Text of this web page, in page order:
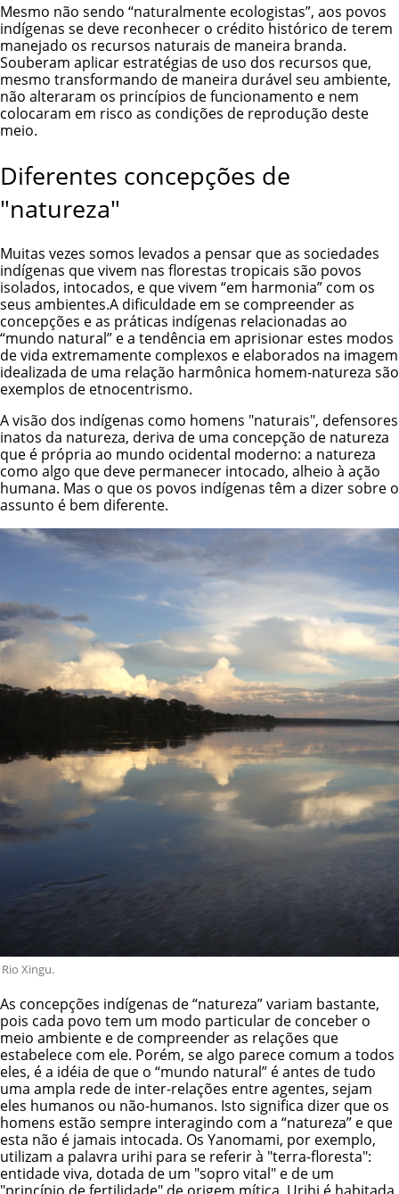
Mesmo não sendo “naturalmente ecologistas”, aos povos
indígenas se deve reconhecer o crédito histórico de terem
manejado os recursos naturais de maneira branda.
Souberam aplicar estratégias de uso dos recursos que,
mesmo transformando de maneira durável seu ambiente,
não alteraram os princípios de funcionamento e nem
colocaram em risco as condições de reprodução deste
meio.
Diferentes concepções de
"natureza"
Muitas vezes somos levados a pensar que as sociedades
indígenas que vivem nas florestas tropicais são povos
isolados, intocados, e que vivem “em harmonia” com os
seus ambientes.A dificuldade em se compreender as
concepções e as práticas indígenas relacionadas ao
“mundo natural” e a tendência em aprisionar estes modos
de vida extremamente complexos e elaborados na imagem
idealizada de uma relação harmônica homem-natureza são
exemplos de etnocentrismo.
A visão dos indígenas como homens "naturais", defensores
inatos da natureza, deriva de uma concepção de natureza
que é própria ao mundo ocidental moderno: a natureza
como algo que deve permanecer intocado, alheio à ação
humana. Mas o que os povos indígenas têm a dizer sobre o
assunto é bem diferente.
Rio Xingu.
As concepções indígenas de “natureza” variam bastante,
pois cada povo tem um modo particular de conceber o
meio ambiente e de compreender as relações que
estabelece com ele. Porém, se algo parece comum a todos
eles, é a idéia de que o “mundo natural” é antes de tudo
uma ampla rede de inter-relações entre agentes, sejam
eles humanos ou não-humanos. Isto significa dizer que os
homens estão sempre interagindo com a “natureza” e que
esta não é jamais intocada. Os Yanomami, por exemplo,
utilizam a palavra urihi para se referir à "terra-floresta":
entidade viva, dotada de um "sopro vital" e de um